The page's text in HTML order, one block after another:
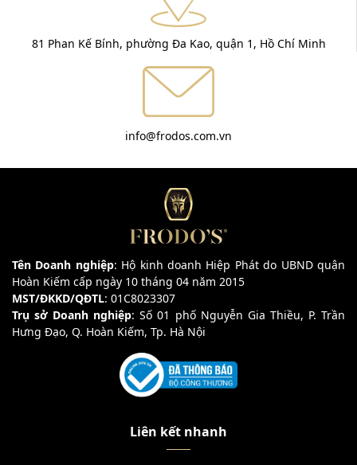
81 Phan Kế Bính, phường Đa Kao, quận 1, Hồ Chí Minh
info@frodos.com.vn
Tên Doanh nghiệp: Hộ kinh doanh Hiệp Phát do UBND quận
Hoàn Kiếm cấp ngày 10 tháng 04 năm 2015
MST/ĐKKD/QĐTL: 01C8023307
Trụ sở Doanh nghiệp: Số 01 phố Nguyễn Gia Thiều, P. Trần
Hưng Đạo, Q. Hoàn Kiếm, Tp. Hà Nội
Liên kết nhanh